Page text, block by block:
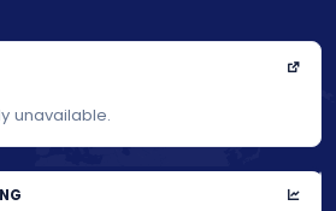
unavailable.